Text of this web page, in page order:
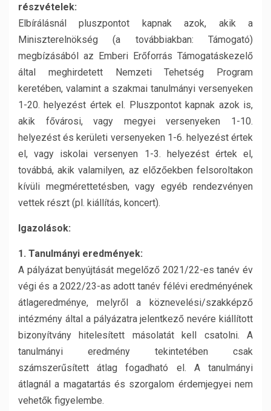
részvételek:
Elbírálásnál pluszpontot kapnak azok, akik a
Miniszterelnökség (a továbbiakban: Támogató)
megbízásából az Emberi Erőforrás Támogatáskezelő
által meghirdetett Nemzeti Tehetség Program
keretében, valamint a szakmai tanulmányi versenyeken
1-20. helyezést értek el. Pluszpontot kapnak azok is,
akik fővárosi, vagy megyei versenyeken 1-10.
helyezést és kerületi versenyeken 1-6. helyezést értek
el, vagy iskolai versenyen 1-3. helyezést értek el,
továbbá, akik valamilyen, az előzőekben felsoroltakon
kívüli megmérettetésben, vagy egyéb rendezvényen
vettek részt (pl. kiállítás, koncert).
Igazolások:
1. Tanulmányi eredmények:
A pályázat benyújtását megelőző 2021/22-es tanév év
végi és a 2022/23-as adott tanév félévi eredményének
átlageredménye, melyről a köznevelési/szakképző
intézmény által a pályázatra jelentkező nevére kiállított
bizonyítvány hitelesített másolatát kell csatolni. A
tanulmányi eredmény tekintetében csak
számszerűsített átlag fogadható el. A tanulmányi
átlagnál a magatartás és szorgalom érdemjegyei nem
vehetők figyelembe.